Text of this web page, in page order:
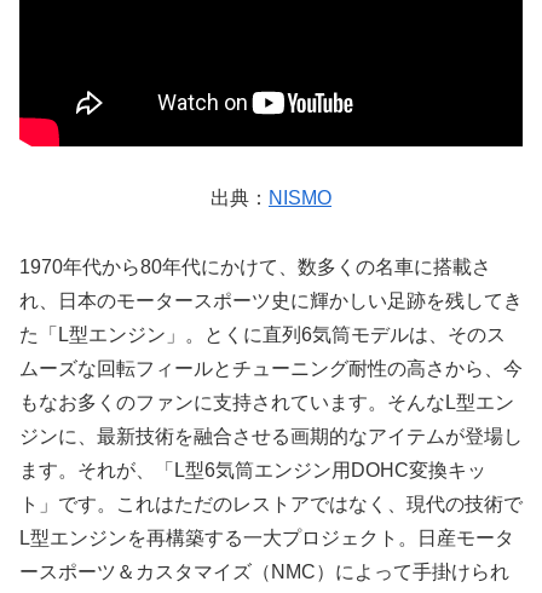
出典： NISMO
1970年代から80年代にかけて、数多くの名車に搭載さ
れ、日本のモータースポーツ史に輝かしい足跡を残してき
た「L型エンジン」。とくに直列6気筒モデルは、そのス
ムーズな回転フィールとチューニング耐性の高さから、今
もなお多くのファンに支持されています。そんなL型エン
ジンに、最新技術を融合させる画期的なアイテムが登場し
ます。それが、「L型6気筒エンジン用DOHC変換キッ
ト」です。これはただのレストアではなく、現代の技術で
L型エンジンを再構築する一大プロジェクト。日産モータ
ースポーツ＆カスタマイズ（NMC）によって手掛けられ